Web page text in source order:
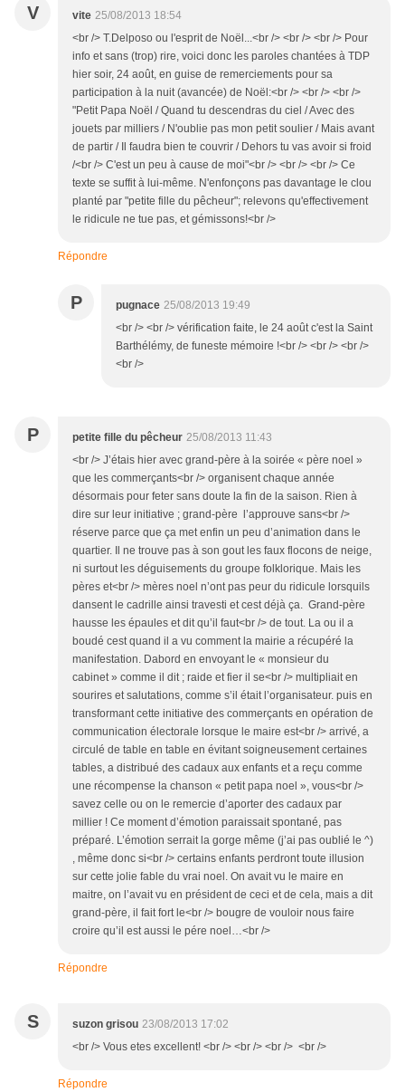
V vite 25/08/2013 18:54
<br /> T.Delposo ou l'esprit de Noël...<br /> <br /> <br /> Pour
info et sans (trop) rire, voici donc les paroles chantées à TDP
hier soir, 24 août, en guise de remerciements pour sa
participation à la nuit (avancée) de Noël:<br /> <br /> <br />
"Petit Papa Noël / Quand tu descendras du ciel / Avec des
jouets par milliers / N'oublie pas mon petit soulier / Mais avant
de partir / Il faudra bien te couvrir / Dehors tu vas avoir si froid
/<br /> C'est un peu à cause de moi"<br /> <br /> <br /> Ce
texte se suffit à lui-même. N'enfonçons pas davantage le clou
planté par "petite fille du pêcheur"; relevons qu'effectivement
le ridicule ne tue pas, et gémissons!<br />
Répondre
P pugnace 25/08/2013 19:49
<br /> <br /> vérification faite, le 24 août c'est la Saint
Barthélémy, de funeste mémoire !<br /> <br /> <br />
<br />
P petite fille du pêcheur 25/08/2013 11:43
<br /> J’étais hier avec grand-père à la soirée « père noel »
que les commerçants<br /> organisent chaque année
désormais pour feter sans doute la fin de la saison. Rien à
dire sur leur initiative ; grand-père l’approuve sans<br />
réserve parce que ça met enfin un peu d’animation dans le
quartier. Il ne trouve pas à son gout les faux flocons de neige,
ni surtout les déguisements du groupe folklorique. Mais les
pères et<br /> mères noel n’ont pas peur du ridicule lorsquils
dansent le cadrille ainsi travesti et cest déjà ça. Grand-père
hausse les épaules et dit qu’il faut<br /> de tout. La ou il a
boudé cest quand il a vu comment la mairie a récupéré la
manifestation. Dabord en envoyant le « monsieur du
cabinet » comme il dit ; raide et fier il se<br /> multipliait en
sourires et salutations, comme s’il était l’organisateur. puis en
transformant cette initiative des commerçants en opération de
communication électorale lorsque le maire est<br /> arrivé, a
circulé de table en table en évitant soigneusement certaines
tables, a distribué des cadaux aux enfants et a reçu comme
une récompense la chanson « petit papa noel », vous<br />
savez celle ou on le remercie d’aporter des cadaux par
millier ! Ce moment d’émotion paraissait spontané, pas
préparé. L’émotion serrait la gorge même (j’ai pas oublié le ^)
, même donc si<br /> certains enfants perdront toute illusion
sur cette jolie fable du vrai noel. On avait vu le maire en
maitre, on l’avait vu en président de ceci et de cela, mais a dit
grand-père, il fait fort le<br /> bougre de vouloir nous faire
croire qu’il est aussi le pére noel…<br />
Répondre
S suzon grisou 23/08/2013 17:02
<br /> Vous etes excellent! <br /> <br /> <br /> <br />
Répondre